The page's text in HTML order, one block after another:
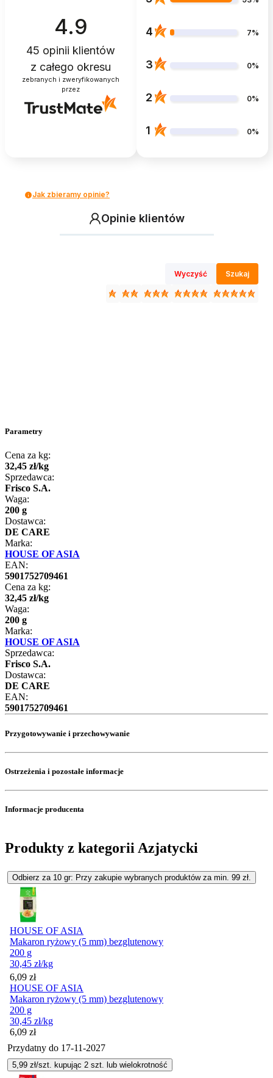
4.9
45 opinii klientów
z całego okresu
zebranych i zweryfikowanych
przez
4 7%
3 0%
2 0%
1 0%
Jak zbieramy opinie?
Opinie klientów
Wyczyść Szukaj
Parametry
Cena za kg:
32,45 zł/kg
Sprzedawca:
Frisco S.A.
Waga:
200 g
Dostawca:
DE CARE
Marka:
HOUSE OF ASIA
EAN:
5901752709461
Cena za kg:
32,45 zł/kg
Waga:
200 g
Marka:
HOUSE OF ASIA
Sprzedawca:
Frisco S.A.
Dostawca:
DE CARE
EAN:
5901752709461
Przygotowywanie i przechowywanie
Ostrzeżenia i pozostałe informacje
Informacje producenta
Produkty z kategorii Azjatycki
Odbierz za 10 gr: Przy zakupie wybranych produktów za min. 99 zł.
HOUSE OF ASIA
Makaron ryżowy (5 mm) bezglutenowy
200 g
30,45 zł/kg
Cena
6,09 zł
HOUSE OF ASIA
Makaron ryżowy (5 mm) bezglutenowy
200 g
30,45 zł/kg
Cena
6,09 zł
Przydatny do 17-11-2027
5,99 zł/szt. kupując 2 szt. lub wielokrotność